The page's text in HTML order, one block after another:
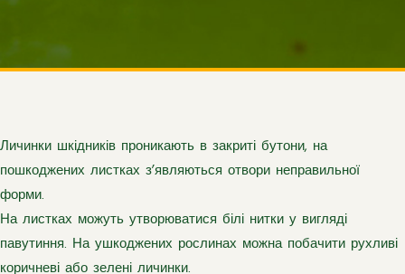
Личинки шкідників проникають в закриті бутони, на
пошкоджених листках з’являються отвори неправильної
форми.
На листках можуть утворюватися білі нитки у вигляді
павутиння. На ушкоджених рослинах можна побачити рухливі
коричневі або зелені личинки.